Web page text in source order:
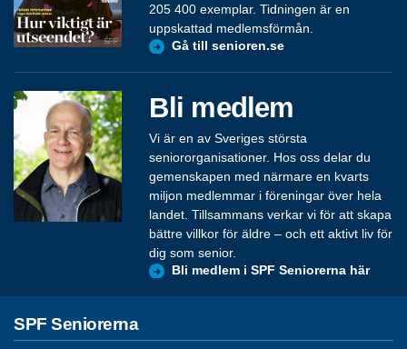
205 400 exemplar. Tidningen är en
uppskattad medlemsförmån.
Gå till senioren.se
Bli medlem
Vi är en av Sveriges största
seniororganisationer. Hos oss delar du
gemenskapen med närmare en kvarts
miljon medlemmar i föreningar över hela
landet. Tillsammans verkar vi för att skapa
bättre villkor för äldre – och ett aktivt liv för
dig som senior.
Bli medlem i SPF Seniorerna här
SPF Seniorerna